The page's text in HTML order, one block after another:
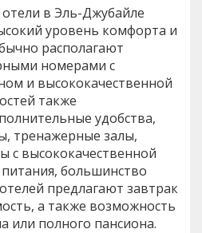
в Эль-Джубайле
уровень комфорта и
располагают
номерами с
и высококачественной
также
удобства,
тренажерные залы,
с высококачественной
питания, большинство
предлагают завтрак
а также возможность
или полного пансиона.